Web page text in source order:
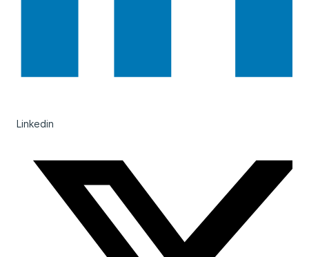
Linkedin